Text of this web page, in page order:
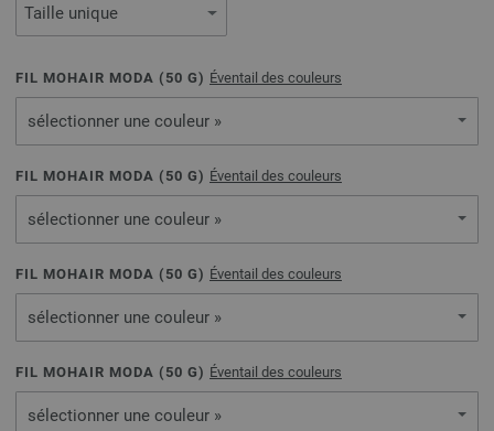
FIL MOHAIR MODA ( 50 G) Éventail des couleurs
sélectionner une couleur »
FIL MOHAIR MODA ( 50 G) Éventail des couleurs
sélectionner une couleur »
FIL MOHAIR MODA ( 50 G) Éventail des couleurs
sélectionner une couleur »
FIL MOHAIR MODA ( 50 G) Éventail des couleurs
sélectionner une couleur »